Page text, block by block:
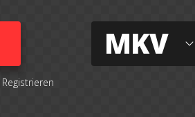
Registrieren
MKV